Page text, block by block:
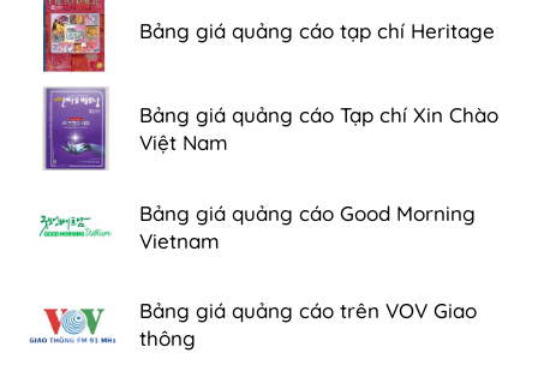
Việt Nam
Vietnam
thông